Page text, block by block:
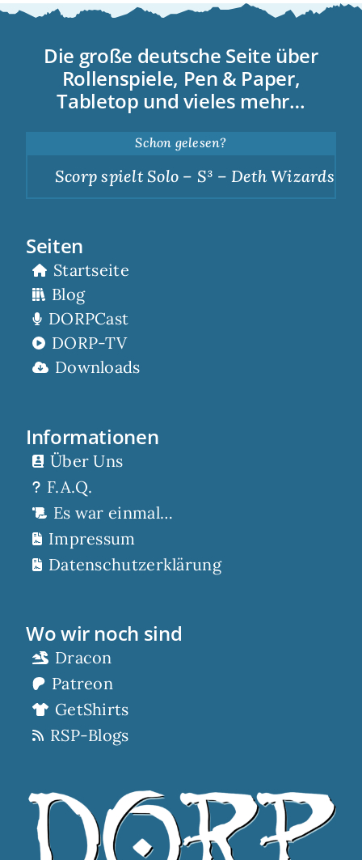
Die große deutsche Seite über
Rollenspiele, Pen & Paper,
Tabletop und vieles mehr…
Schon gelesen?
Scorp spielt Solo – S³ – Deth Wizards –
Seiten
Startseite
Blog
DORPCast
DORP-TV
Downloads
Informationen
Über Uns
F.A.Q.
Es war einmal…
Impressum
Datenschutzerklärung
Wo wir noch sind
Dracon
Patreon
GetShirts
RSP-Blogs